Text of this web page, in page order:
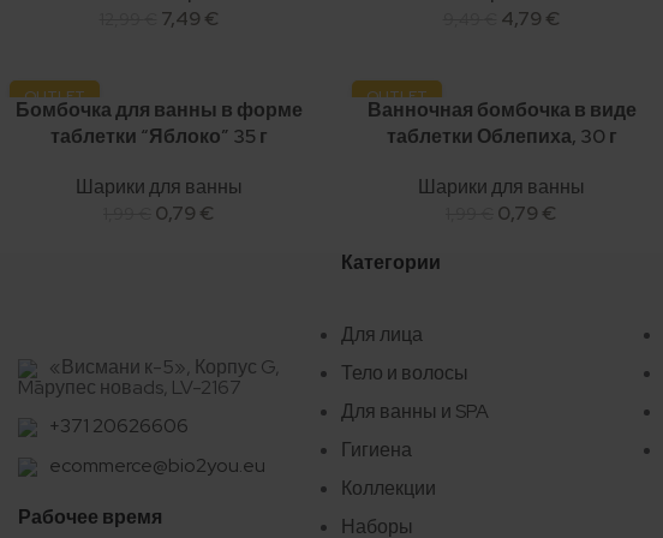
7,49 € 4,79 €
OUTLET
Бомбочка для ванны в форме
таблетки “Яблоко” 35 г
Шарики для ванны
0,79 €
OUTLET
Ванночная бомбочка в виде
таблетки Облепиха, 30 г
Шарики для ванны
0,79 €
«Висмани к-5», Корпус G,
Māрупес новads, LV-2167
+371 20626606
ecommerce@bio2you.eu
Рабочее время
Категории
Для лица
Тело и волосы
Для ванны и SPA
Гигиена
Коллекции
Наборы